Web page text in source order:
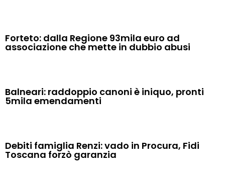
Forteto: dalla Regione 93mila euro ad
associazione che mette in dubbio abusi
Balneari: raddoppio canoni è iniquo, pronti
5mila emendamenti
Debiti famiglia Renzi: vado in Procura, Fidi
Toscana forzò garanzia